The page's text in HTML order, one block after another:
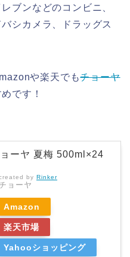
ブンなどのコンビニ、
シカメラ、ドラッグス
や楽天でもチョーヤ
です！
ーヤ 夏梅 500ml×24
by Rinker
ョーヤ
Amazon
楽天市場
Yahooショッピング